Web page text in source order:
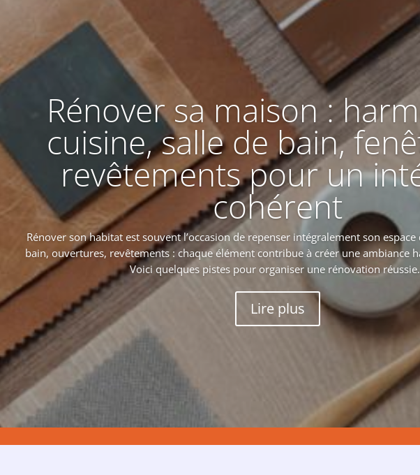
Rénover sa maison :
cuisine, salle de bain,
revêtements pour un
cohérent
Rénover son habitat est souvent l’occasion de repenser intégralement son espace
bain, ouvertures, revêtements : chaque élément contribue à créer une ambiance
Voici quelques pistes pour organiser une rénovation
Lire plus